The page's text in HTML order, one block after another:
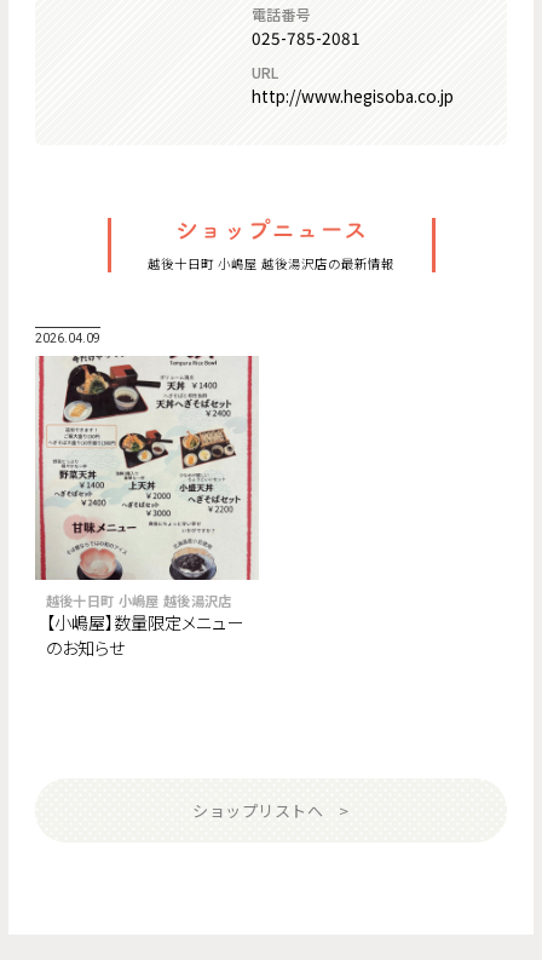
電話番号
025-785-2081
URL
http://www.hegisoba.co.jp
越後十日町 小嶋屋 越後湯沢店の最新情報
2026.04.09
越後十日町 小嶋屋 越後湯沢店
【小嶋屋】数量限定メニュー
のお知らせ
ショップリストへ